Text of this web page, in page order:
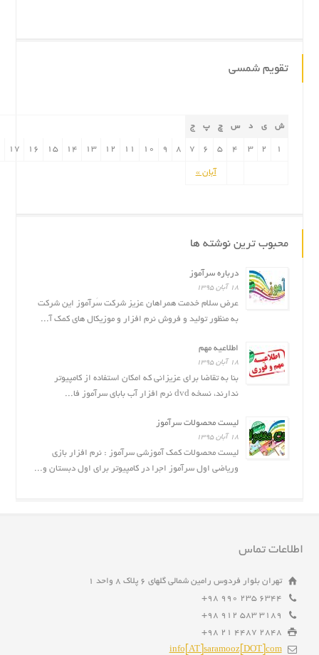
تقویم شمسی
ش ی د س چ پ ج
آبان »
۱ ۲ ۳ ۴ ۵ ۶ ۷ ۸ ۹ ۱۰ ۱۱ ۱۲ ۱۳ ۱۴ ۱۵ ۱۶ ۱۷
محبوب ترین نوشته ها
درباره سرآموز
۱۸ آبان ۱۳۹۵
عرض سلام خدمت همراهان عزیز شرکت سَرآموز این شرکت
به منظور تولید و فروش نرم افزار و موزیکال های کمک آ...
اطلاعیه مهم
۱۸ آبان ۱۳۹۵
بنا به تقاضا برای عزیزانی که امکان استفاده از کامپیوتر
ندارند، نسخه dvd نرم افزار آب بابای سرآموز فا...
لیست محصولات سرآموز
۱۸ آبان ۱۳۹۵
لیست محصولات کمک آموزشی سرآموز : نرم افزار بازى
وریاضی اول سرآموز اجرا در کامپیوتر برای اول دبستان و...
اطلاعات تماس
تهران بلوار فردوس رامین شمالی گلهای ۶ پلاک ۸ واحد ۱
6344 235 990 98+
3189 583 912 98+
2848 4487 21 98+
info[AT]saramooz[DOT]com